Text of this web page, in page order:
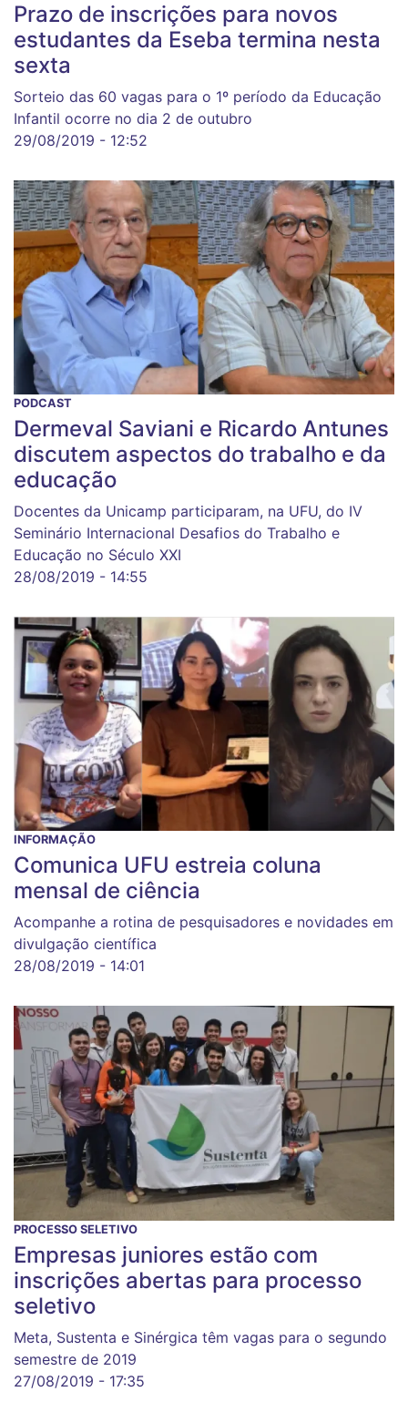
Prazo de inscrições para novos
estudantes da Eseba termina nesta
sexta
Sorteio das 60 vagas para o 1º período da Educação
Infantil ocorre no dia 2 de outubro
29/08/2019 - 12:52
PODCAST
Dermeval Saviani e Ricardo Antunes
discutem aspectos do trabalho e da
educação
Docentes da Unicamp participaram, na UFU, do IV
Seminário Internacional Desafios do Trabalho e
Educação no Século XXI
28/08/2019 - 14:55
INFORMAÇÃO
Comunica UFU estreia coluna
mensal de ciência
Acompanhe a rotina de pesquisadores e novidades em
divulgação científica
28/08/2019 - 14:01
PROCESSO SELETIVO
Empresas juniores estão com
inscrições abertas para processo
seletivo
Meta, Sustenta e Sinérgica têm vagas para o segundo
semestre de 2019
27/08/2019 - 17:35